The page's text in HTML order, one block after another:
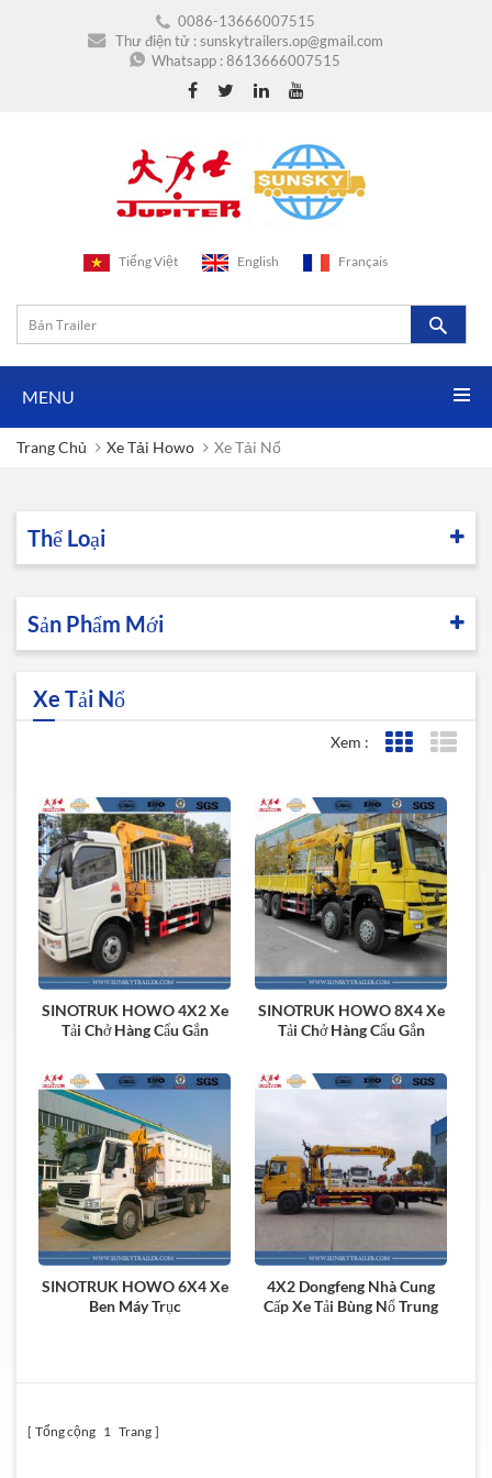
0086-13666007515
Thư điện tử :sunskytrailers.op@gmail.com
Whatsapp :8613666007515
Tiếng Việt English Français
MENU
Trang Chủ Xe Tải Howo Xe Tải Nổ
Thể Loại
Sản Phẩm Mới
Xe Tải Nổ
Xem : Lưới xem
SINOTRUK HOWO 4X2 Xe
Tải Chở Hàng Cẩu Gắn
SINOTRUK HOWO 8X4 Xe
Tải Chở Hàng Cẩu Gắn
SINOTRUK HOWO 6X4 Xe
Ben Máy Trục
4X2 Dongfeng Nhà Cung
Cấp Xe Tải Bùng Nổ Trung
Tổng cộng 1 Trang